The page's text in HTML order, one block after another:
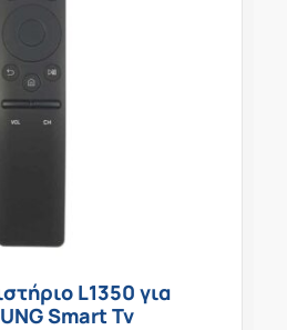
L1350 για
Smart Tv